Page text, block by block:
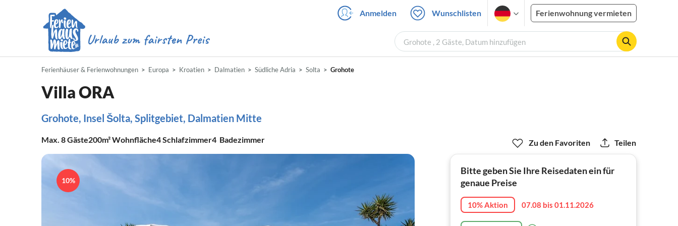
Anmelden Wunschlisten Ferienwohnung vermieten
Grohote , 2 Gäste, Datum hinzufügen
Ferienhäuser & Ferienwohnungen Europa Kroatien Dalmatien Südliche Adria Solta Grohote
Villa ORA
Grohote, Insel Šolta, Splitgebiet, Dalmatien Mitte
Max. 8Gäste200m²Wohnfläche4Schlafzimmer4 Badezimmer
10%
Zu den Favoriten Teilen
Bitte geben Sie Ihre Reisedaten ein für
genaue Preise
10% Aktion 07.08 bis 01.11.2026